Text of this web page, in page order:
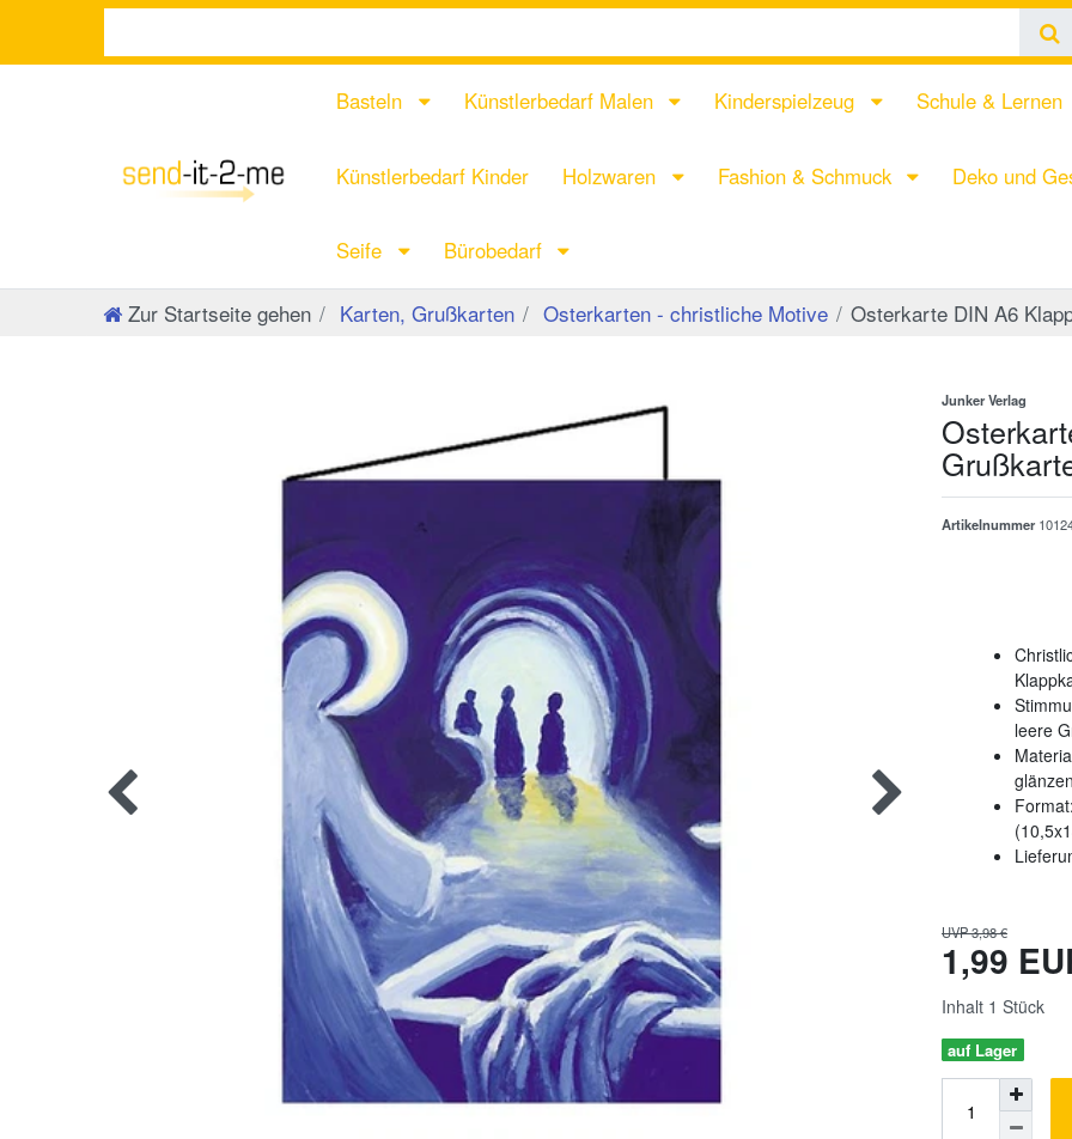
Basteln Künstlerbedarf Malen Kinderspielzeug Schule & Lernen
Künstlerbedarf Kinder Holzwaren Fashion & Schmuck Deko und
Seife Bürobedarf
Zur Startseite gehen Karten, Grußkarten Osterkarten - christliche Motive Osterkarte DIN A6
Junker Verlag
Artikelnummer
leere
UVP 3,98 €
1,99
Inhalt 1 Stück
auf Lager